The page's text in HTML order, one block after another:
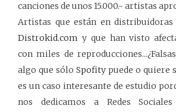
canciones de unos 15.000.- artistas
Artistas que están en
Distrokid.com y que han visto
con miles de
algo que sólo Spofity puede o quiere
es un caso interesante de estudio
nos dedicamos a Redes